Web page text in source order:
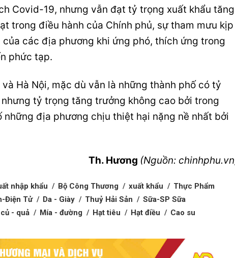
Covid-19, nhưng vẫn đạt tỷ trọng xuất khẩu tăng
trong điều hành của Chính phủ, sự tham mưu kịp
các địa phương khi ứng phó, thích ứng trong
phức tạp.
và Hà Nội, mặc dù vẫn là những thành phố có tỷ
tỷ trọng tăng trưởng không cao bởi trong
những địa phương chịu thiệt hại nặng nề nhất bởi
Th. Hương (Nguồn:
nhập khẩu Bộ Công Thương xuất khẩu
Thực Phẩm
Điện Tử Da - Giày Thuỷ Hải Sản
Sữa-SP Sữa
- quả Mía - đường Hạt tiêu Hạt điều
Cao su